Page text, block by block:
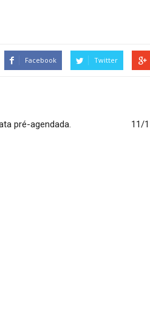
Facebook Twitter
pré-agendada.
11/